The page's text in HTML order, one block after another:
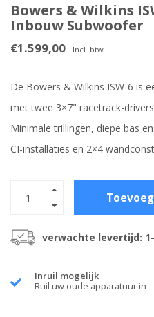
Bowers & Wilkins
Inbouw Subwoofer
€1.599,00 Incl. btw
De Bowers & Wilkins ISW-6 is
met twee 3×7" racetrack-
Minimale trillingen, diepe bas
CI-installaties en 2×4
verwachte levertijd:
Inruil mogelijk
Ruil uw oude apparatuur in